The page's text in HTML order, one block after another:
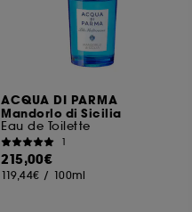
ACQUA DI PARMA
Mandorlo di Sicilia
Eau de Toilette
1
215,00€
119,44€ / 100ml